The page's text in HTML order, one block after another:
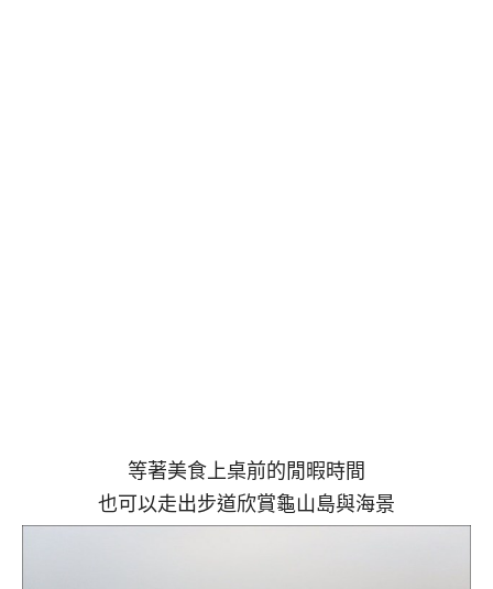
等著美食上桌前的閒暇時間
也可以走出步道欣賞龜山島與海景